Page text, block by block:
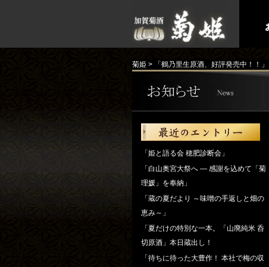
菊姫 > 「鶴乃里生原酒、好評発売中！！」
「姫と語る会 穂肥診断会」
「白山奥宮大祭へ ― 感謝を込めて「菊
理媛」を奉納」
「蔵の夏だより ～味噌の手返しと畑の
恵み～」
「夏だけの特別な一本。「山廃純米 呑
切原酒」本日蔵出し！
「待ちに待った大豊作！ 本社で梅の収